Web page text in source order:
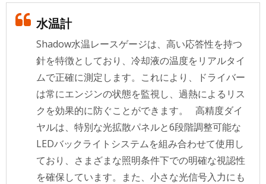
水温計
Shadow水温レースゲージは、高い応答性を持つ
針を特徴としており、冷却液の温度をリアルタイ
ムで正確に測定します。これにより、ドライバー
は常にエンジンの状態を監視し、過熱によるリス
クを効果的に防ぐことができます。 高精度ダイ
ヤルは、特別な光拡散パネルと6段階調整可能な
LEDバックライトシステムを組み合わせて使用し
ており、さまざまな照明条件下での明確な視認性
を確保しています。また、小さな光信号入力にも